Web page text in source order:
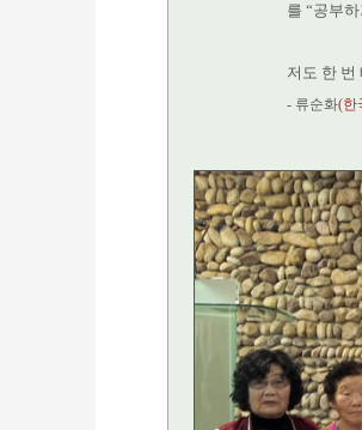
를 “공부
저도 한 번
- 류순화(한